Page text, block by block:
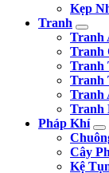
Kẹp
Tranh
Tranh
Tranh
Tranh
Tranh
Tranh
Tranh
Pháp Khí
Cây
Kệ